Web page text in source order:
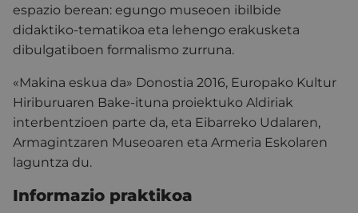
espazio berean: egungo museoen ibilbide
didaktiko-tematikoa eta lehengo erakusketa
dibulgatiboen formalismo zurruna.
«Makina eskua da» Donostia 2016, Europako Kultur
Hiriburuaren Bake-ituna proiektuko Aldiriak
interbentzioen parte da, eta Eibarreko Udalaren,
Armagintzaren Museoaren eta Armeria Eskolaren
laguntza du.
Informazio praktikoa